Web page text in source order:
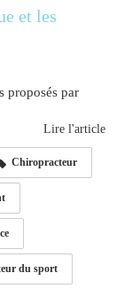
et les
proposés par
Lire l'article
Chiropracteur
du sport